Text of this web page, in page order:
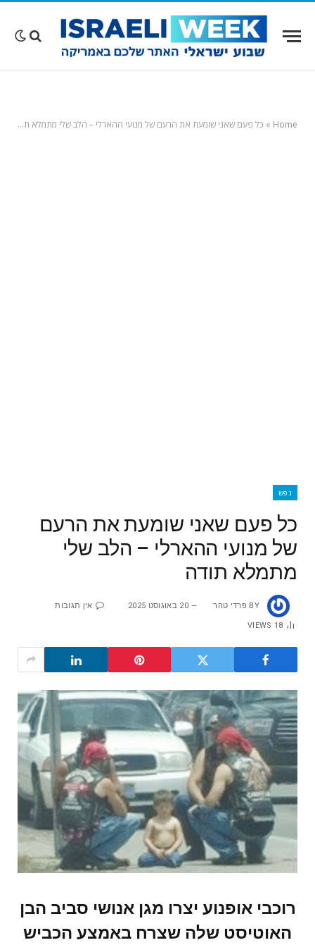
Home
» כל פעם שאני שומעת את הרעם של מנועי ההארלי – הלב שלי מתמלא תודה
נפש
כל פעם שאני שומעת את הרעם
של מנועי ההארלי – הלב שלי
מתמלא תודה
BY פרדי טהר 20 באוגוסט 2025 אין תגובות
18
VIEWS
רוכבי אופנוע יצרו מגן אנושי סביב הבן
האוטיסט שלה שצרח באמצע הכביש